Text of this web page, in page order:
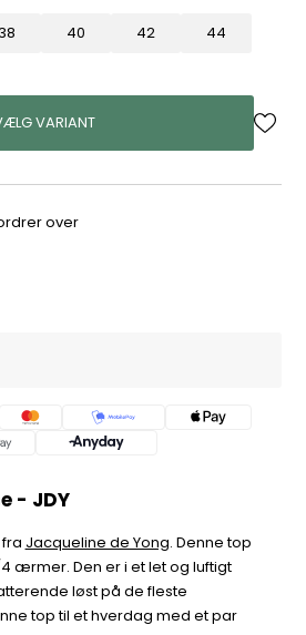
40 42 44
VARIANT
over
- JDY
Jacqueline de Yong. Denne top
ærmer. Den er i et let og luftigt
løst på de fleste
top til et hverdag med et par